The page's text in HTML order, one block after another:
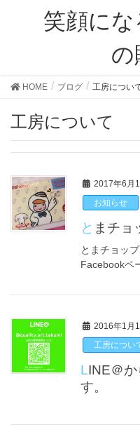
笑顔に
の
HOME ブログ 工房につい
工房について
2017年6月
お知らせ
とまチ
とまチョッ
Facebookペ
2016年1月
工房につい
LINE＠からもご相談お待ちしてま
す。